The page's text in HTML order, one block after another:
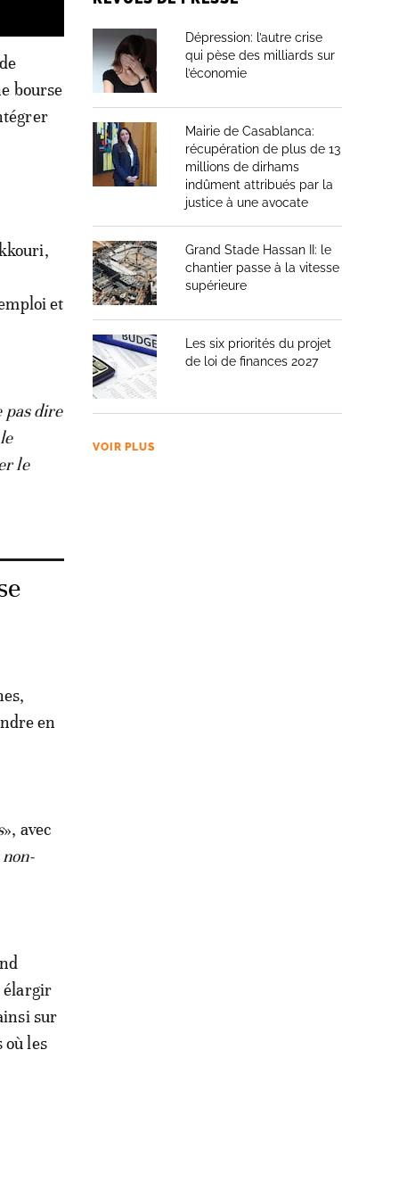
bourse
et
pas dire
le
en
», avec
élargir
sur
où les
Dépression: l’autre crise
qui pèse des milliards sur
l’économie
Mairie de Casablanca:
récupération de plus de 13
millions de dirhams
indûment attribués par la
justice à une avocate
Grand Stade Hassan II: le
chantier passe à la vitesse
supérieure
Les six priorités du projet
de loi de finances 2027
VOIR PLUS